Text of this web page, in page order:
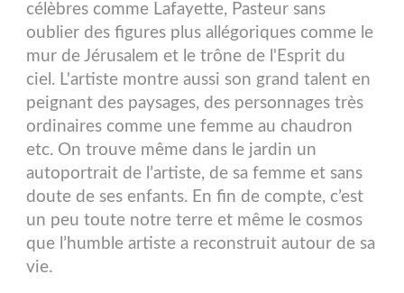
célèbres comme Lafayette, Pasteur sans
oublier des figures plus allégoriques comme le
mur de Jérusalem et le trône de l'Esprit du
ciel. L'artiste montre aussi son grand talent en
peignant des paysages, des personnages très
ordinaires comme une femme au chaudron
etc. On trouve même dans le jardin un
autoportrait de l’artiste, de sa femme et sans
doute de ses enfants. En fin de compte, c’est
un peu toute notre terre et même le cosmos
que l’humble artiste a reconstruit autour de sa
vie.